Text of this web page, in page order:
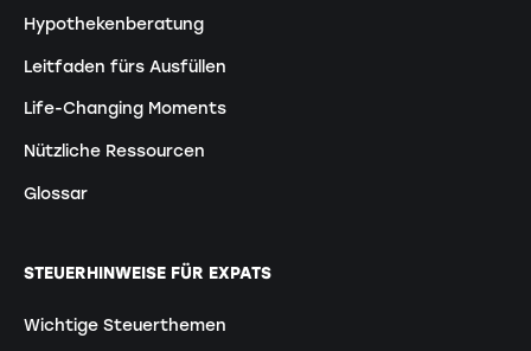
Hypothekenberatung
Leitfaden fürs Ausfüllen
Life-Changing Moments
Nützliche Ressourcen
Glossar
STEUERHINWEISE FÜR EXPATS
Wichtige Steuerthemen